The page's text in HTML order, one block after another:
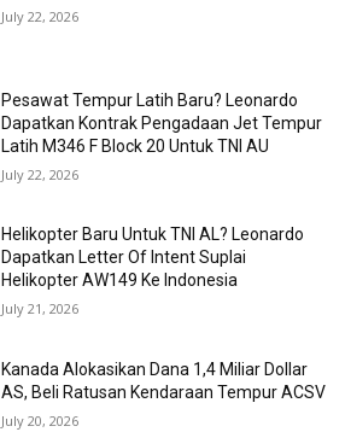
July 22, 2026
Pesawat Tempur Latih Baru? Leonardo
Dapatkan Kontrak Pengadaan Jet Tempur
Latih M346 F Block 20 Untuk TNI AU
July 22, 2026
Helikopter Baru Untuk TNI AL? Leonardo
Dapatkan Letter Of Intent Suplai
Helikopter AW149 Ke Indonesia
July 21, 2026
Kanada Alokasikan Dana 1,4 Miliar Dollar
AS, Beli Ratusan Kendaraan Tempur ACSV
July 20, 2026